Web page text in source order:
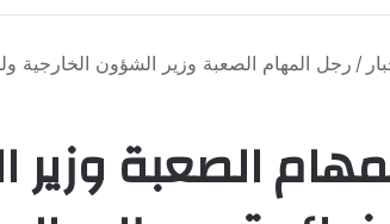
/ رجل المهام الصعبة وزير الشؤون الخارجية
الصعبة وزير